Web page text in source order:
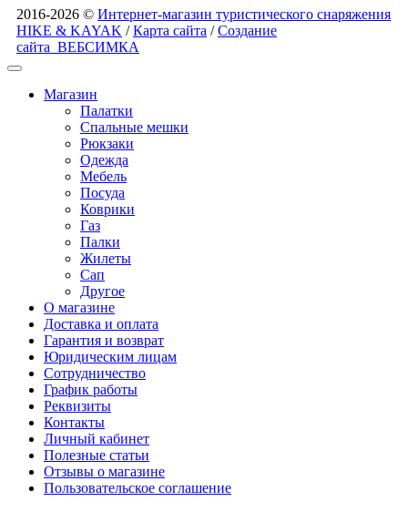
2016-2026 © Интернет-магазин туристического снаряжения
HIKE & KAYAK /Карта сайта /Создание
сайта ВЕБСИМКА
Магазин
Палатки
Спальные мешки
Рюкзаки
Одежда
Мебель
Посуда
Коврики
Газ
Палки
Жилеты
Сап
Другое
О магазине
Доставка и оплата
Гарантия и возврат
Юридическим лицам
Сотрудничество
График работы
Реквизиты
Контакты
Личный кабинет
Полезные статьи
Отзывы о магазине
Пользовательское соглашение